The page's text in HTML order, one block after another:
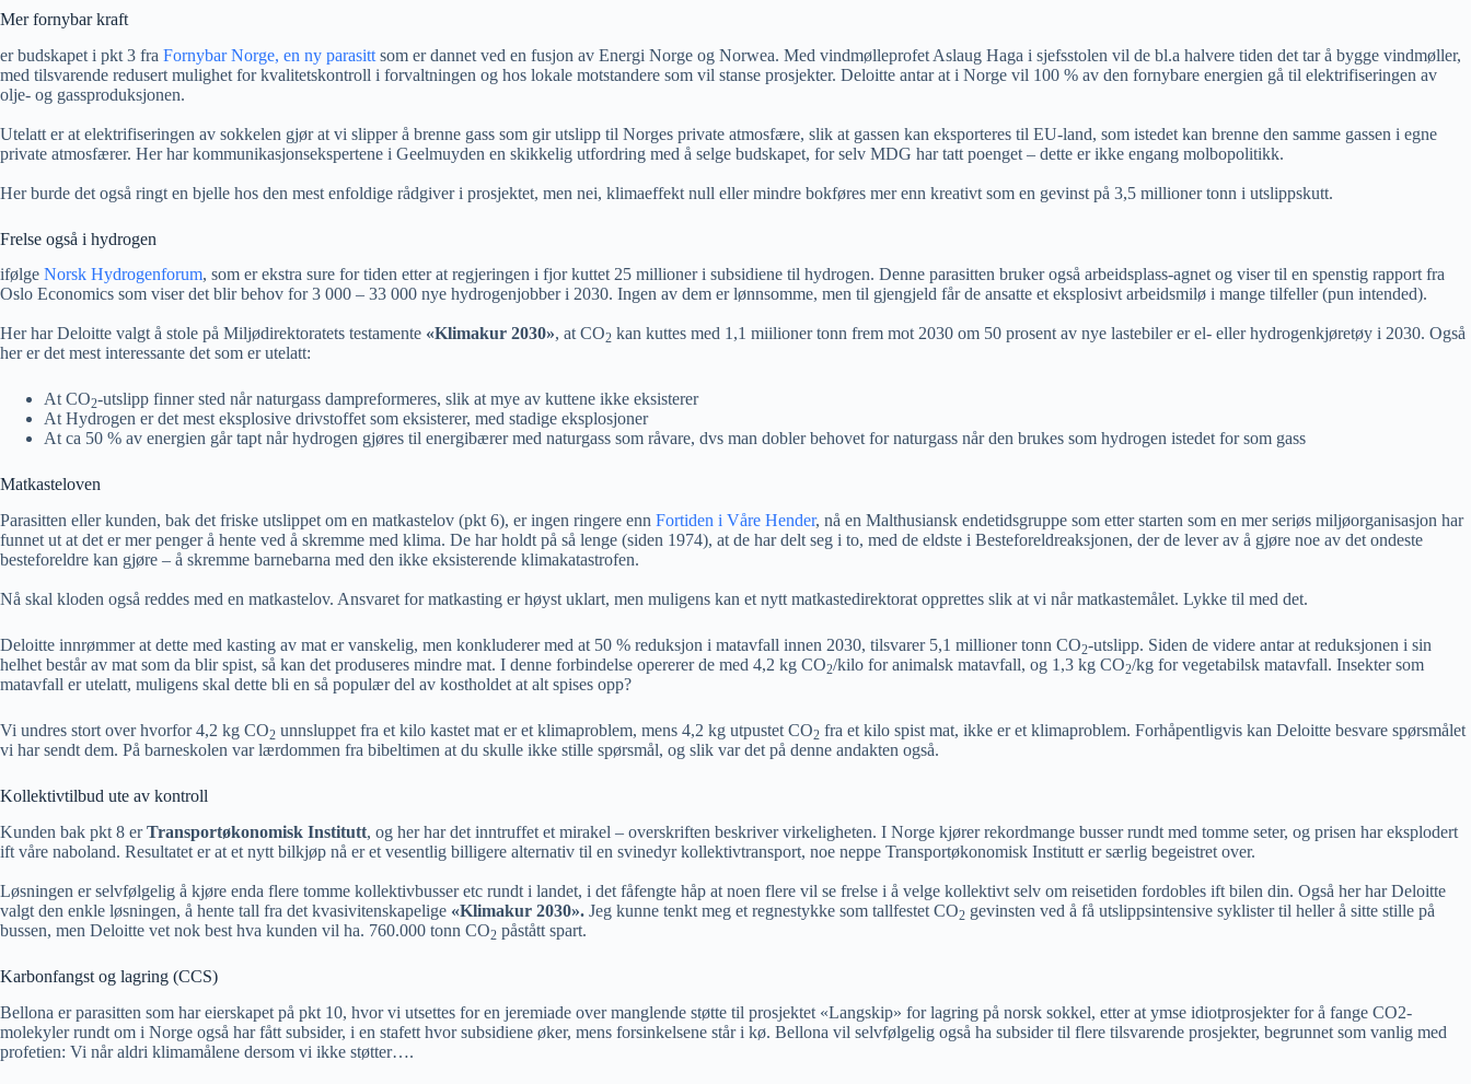
Mer fornybar kraft
er budskapet i pkt 3 fra Fornybar Norge, en ny parasitt som er dannet ved en fusjon av Energi Norge og Norwea. Med vindmølleprofet Aslaug Haga i sjefsstolen vil de bl.a halvere tiden det tar å bygge vindmøller,
med tilsvarende redusert mulighet for kvalitetskontroll i forvaltningen og hos lokale motstandere som vil stanse prosjekter. Deloitte antar at i Norge vil 100 % av den fornybare energien gå til elektrifiseringen av
olje- og gassproduksjonen.
Utelatt er at elektrifiseringen av sokkelen gjør at vi slipper å brenne gass som gir utslipp til Norges private atmosfære, slik at gassen kan eksporteres til EU-land, som istedet kan brenne den samme gassen i egne
private atmosfærer. Her har kommunikasjonsekspertene i Geelmuyden en skikkelig utfordring med å selge budskapet, for selv MDG har tatt poenget – dette er ikke engang molbopolitikk.
Her burde det også ringt en bjelle hos den mest enfoldige rådgiver i prosjektet, men nei, klimaeffekt null eller mindre bokføres mer enn kreativt som en gevinst på 3,5 millioner tonn i utslippskutt.
Frelse også i hydrogen
ifølge Norsk Hydrogenforum, som er ekstra sure for tiden etter at regjeringen i fjor kuttet 25 millioner i subsidiene til hydrogen. Denne parasitten bruker også arbeidsplass-agnet og viser til en spenstig rapport fra
Oslo Economics som viser det blir behov for 3 000 – 33 000 nye hydrogenjobber i 2030. Ingen av dem er lønnsomme, men til gjengjeld får de ansatte et eksplosivt arbeidsmilø i mange tilfeller (pun intended).
Her har Deloitte valgt å stole på Miljødirektoratets testamente «Klimakur 2030», at CO2 kan kuttes med 1,1 miilioner tonn frem mot 2030 om 50 prosent av nye lastebiler er el- eller hydrogenkjøretøy i 2030. Også
her er det mest interessante det som er utelatt:
At CO2-utslipp finner sted når naturgass dampreformeres, slik at mye av kuttene ikke eksisterer
At Hydrogen er det mest eksplosive drivstoffet som eksisterer, med stadige eksplosjoner
At ca 50 % av energien går tapt når hydrogen gjøres til energibærer med naturgass som råvare, dvs man dobler behovet for naturgass når den brukes som hydrogen istedet for som gass
Matkasteloven
Parasitten eller kunden, bak det friske utslippet om en matkastelov (pkt 6), er ingen ringere enn Fortiden i Våre Hender, nå en Malthusiansk endetidsgruppe som etter starten som en mer seriøs miljøorganisasjon har
funnet ut at det er mer penger å hente ved å skremme med klima. De har holdt på så lenge (siden 1974), at de har delt seg i to, med de eldste i Besteforeldreaksjonen, der de lever av å gjøre noe av det ondeste
besteforeldre kan gjøre – å skremme barnebarna med den ikke eksisterende klimakatastrofen.
Nå skal kloden også reddes med en matkastelov. Ansvaret for matkasting er høyst uklart, men muligens kan et nytt matkastedirektorat opprettes slik at vi når matkastemålet. Lykke til med det.
Deloitte innrømmer at dette med kasting av mat er vanskelig, men konkluderer med at 50 % reduksjon i matavfall innen 2030, tilsvarer 5,1 millioner tonn CO2-utslipp. Siden de videre antar at reduksjonen i sin
helhet består av mat som da blir spist, så kan det produseres mindre mat. I denne forbindelse opererer de med 4,2 kg CO2/kilo for animalsk matavfall, og 1,3 kg CO2/kg for vegetabilsk matavfall. Insekter som
matavfall er utelatt, muligens skal dette bli en så populær del av kostholdet at alt spises opp?
Vi undres stort over hvorfor 4,2 kg CO2 unnsluppet fra et kilo kastet mat er et klimaproblem, mens 4,2 kg utpustet CO2 fra et kilo spist mat, ikke er et klimaproblem. Forhåpentligvis kan Deloitte besvare spørsmålet
vi har sendt dem. På barneskolen var lærdommen fra bibeltimen at du skulle ikke stille spørsmål, og slik var det på denne andakten også.
Kollektivtilbud ute av kontroll
Kunden bak pkt 8 erTransportøkonomisk Institutt, og her har det inntruffet et mirakel – overskriften beskriver virkeligheten. I Norge kjører rekordmange busser rundt med tomme seter, og prisen har eksplodert
ift våre naboland. Resultatet er at et nytt bilkjøp nå er et vesentlig billigere alternativ til en svinedyr kollektivtransport, noe neppe Transportøkonomisk Institutt er særlig begeistret over.
Løsningen er selvfølgelig å kjøre enda flere tomme kollektivbusser etc rundt i landet, i det fåfengte håp at noen flere vil se frelse i å velge kollektivt selv om reisetiden fordobles ift bilen din. Også her har Deloitte
valgt den enkle løsningen, å hente tall fra det kvasivitenskapelige «Klimakur 2030». Jeg kunne tenkt meg et regnestykke som tallfestet CO2 gevinsten ved å få utslippsintensive syklister til heller å sitte stille på
bussen, men Deloitte vet nok best hva kunden vil ha. 760.000 tonn CO2 påstått spart.
Karbonfangst og lagring (CCS)
Bellona er parasitten som har eierskapet på pkt 10, hvor vi utsettes for en jeremiade over manglende støtte til prosjektet «Langskip» for lagring på norsk sokkel, etter at ymse idiotprosjekter for å fange CO2-
molekyler rundt om i Norge også har fått subsider, i en stafett hvor subsidiene øker, mens forsinkelsene står i kø. Bellona vil selvfølgelig også ha subsider til flere tilsvarende prosjekter, begrunnet som vanlig med
profetien: Vi når aldri klimamålene dersom vi ikke støtter….